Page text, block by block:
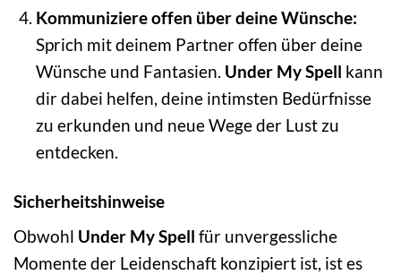
Kommuniziere offen über deine Wünsche:
Sprich mit deinem Partner offen über deine
Wünsche und Fantasien. Under My Spell kann
dir dabei helfen, deine intimsten Bedürfnisse
zu erkunden und neue Wege der Lust zu
entdecken.
Sicherheitshinweise
Obwohl Under My Spell für unvergessliche
Momente der Leidenschaft konzipiert ist, ist es